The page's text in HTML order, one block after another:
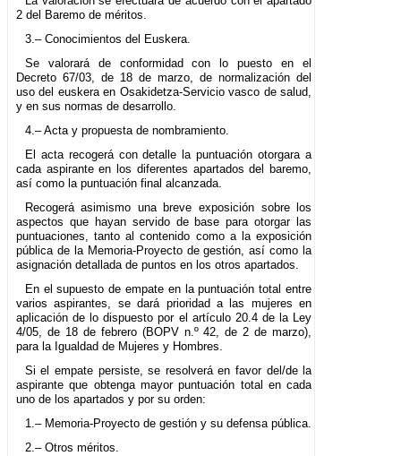
2 del Baremo de méritos.
3.– Conocimientos del Euskera.
Se valorará de conformidad con lo puesto en el
Decreto 67/03, de 18 de marzo, de normalización del
uso del euskera en Osakidetza-Servicio vasco de salud,
y en sus normas de desarrollo.
4.– Acta y propuesta de nombramiento.
El acta recogerá con detalle la puntuación otorgara a
cada aspirante en los diferentes apartados del baremo,
así como la puntuación final alcanzada.
Recogerá asimismo una breve exposición sobre los
aspectos que hayan servido de base para otorgar las
puntuaciones, tanto al contenido como a la exposición
pública de la Memoria-Proyecto de gestión, así como la
asignación detallada de puntos en los otros apartados.
En el supuesto de empate en la puntuación total entre
varios aspirantes, se dará prioridad a las mujeres en
aplicación de lo dispuesto por el artículo 20.4 de la Ley
4/05, de 18 de febrero (BOPV n.º 42, de 2 de marzo),
para la Igualdad de Mujeres y Hombres.
Si el empate persiste, se resolverá en favor del/de la
aspirante que obtenga mayor puntuación total en cada
uno de los apartados y por su orden:
1.– Memoria-Proyecto de gestión y su defensa pública.
2.– Otros méritos.